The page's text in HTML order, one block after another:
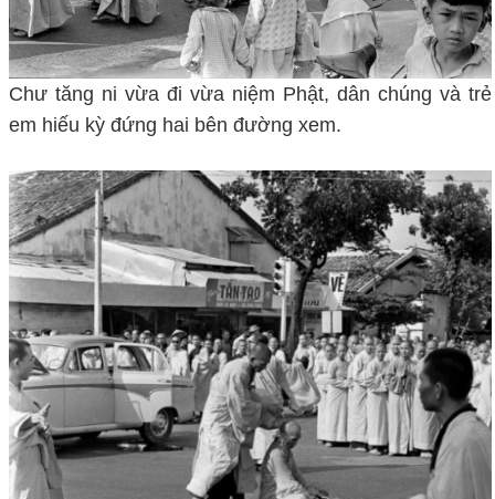
Chư tăng ni vừa đi vừa niệm Phật, dân chúng và trẻ
em hiếu kỳ đứng hai bên đường xem.